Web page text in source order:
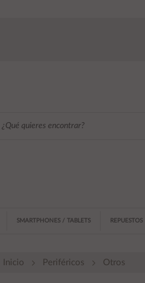
SMARTPHONES / TABLETS REPUESTOS
Inicio Periféricos Otros